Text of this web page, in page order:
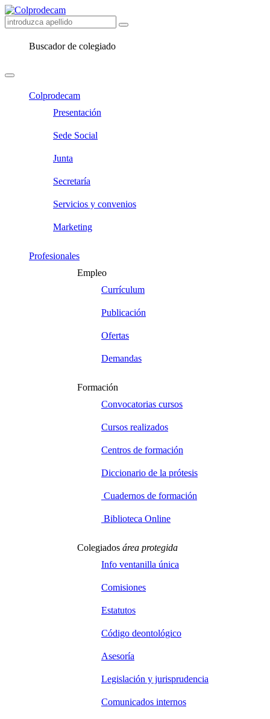
Buscador de colegiado
Colprodecam
Presentación
Sede Social
Junta
Secretaría
Servicios y convenios
Marketing
Profesionales
Empleo
Currículum
Publicación
Ofertas
Demandas
Formación
Convocatorias cursos
Cursos realizados
Centros de formación
Diccionario de la prótesis
Cuadernos de formación
Biblioteca Online
Colegiados área protegida
Info ventanilla única
Comisiones
Estatutos
Código deontológico
Asesoría
Legislación y jurisprudencia
Comunicados internos